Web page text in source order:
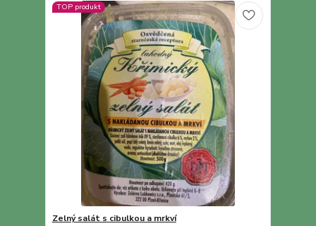
TOP produkt
Zelný salát s cibulkou a mrkví